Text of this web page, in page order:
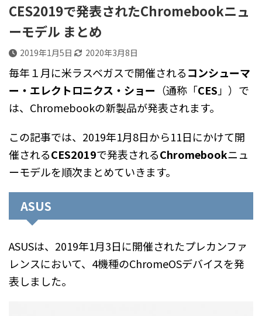
CES2019で発表されたChromebookニュ
ーモデル まとめ
2019年1月5日 2020年3月8日
毎年１月に米ラスベガスで開催されるコンシューマ
ー・エレクトロニクス・ショー （通称「CES 」）で
は、Chromebookの新製品が発表されます。
この記事では、2019年1月8日から11日にかけて開
催されるCES2019で発表されるChromebookニュ
ーモデルを順次まとめていきます。
ASUS
ASUSは、2019年1月3日に開催されたプレカンファ
レンスにおいて、4機種のChromeOSデバイスを発
表しました。